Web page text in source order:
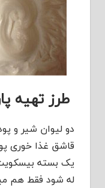
طرز تهیه
دو لیوان شیر و
قاشق غذا خوری
یک بسته
له شود فقط هم